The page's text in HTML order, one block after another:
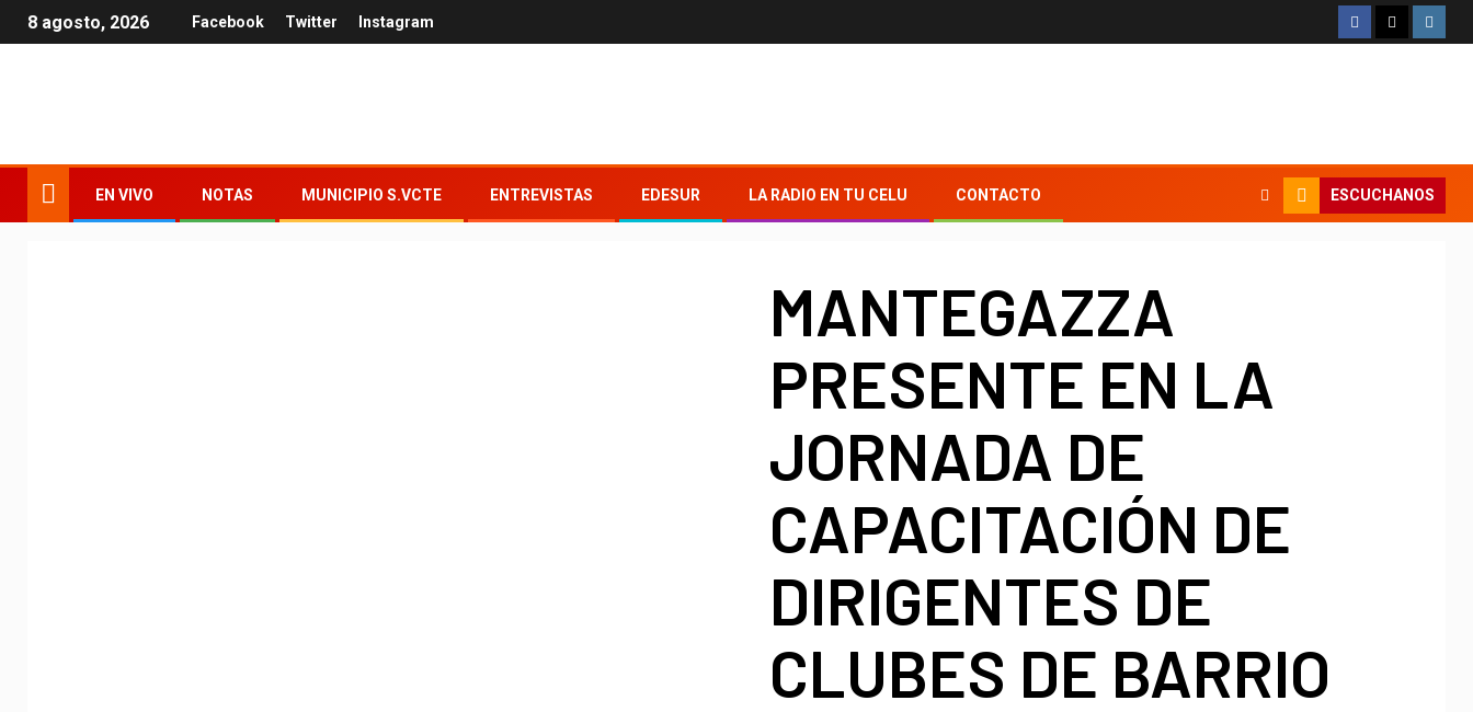
8 agosto, 2026 Facebook Twitter Instagram
EN VIVO NOTAS MUNICIPIO S.VCTE ENTREVISTAS EDESUR LA RADIO EN TU CELU CONTACTO ESCUCHANOS
MANTEGAZZA
PRESENTE EN LA
JORNADA DE
CAPACITACIÓN DE
DIRIGENTES DE
CLUBES DE BARRIO